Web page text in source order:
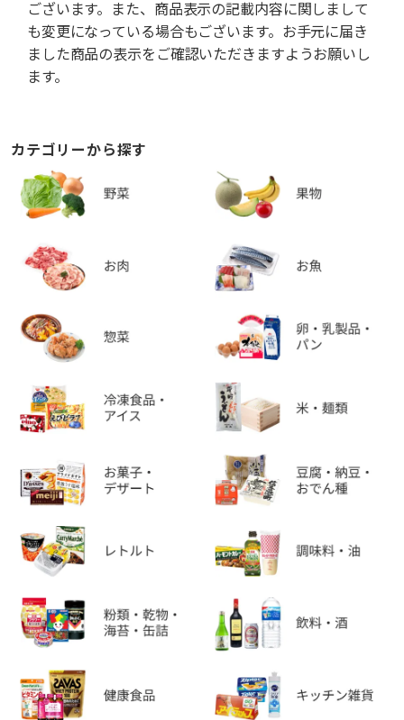
ございます。また、商品表示の記載内容に関しまして
も変更になっている場合もございます。お手元に届き
ました商品の表示をご確認いただきますようお願いし
ます。
カテゴリーから探す